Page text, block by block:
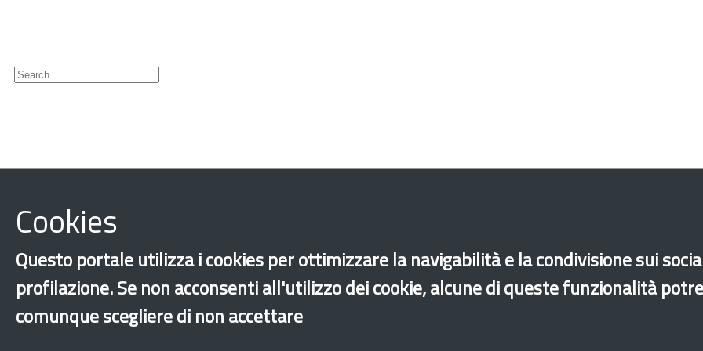
×
Cookies
Questo portale utilizza i cookies per ottimizzare la navigabilità e la condivisione sui
profilazione. Se non acconsenti all'utilizzo dei cookie, alcune di queste funzionalità
comunque scegliere di non accettare
Dichiarazione di accessibilità Site map Legal & Privacy Contacts